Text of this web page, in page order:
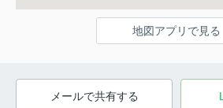
地図アプリで見る
メールで共有する